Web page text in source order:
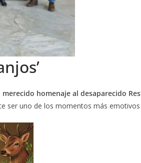
merecido homenaje al desaparecido
ser uno de los momentos más